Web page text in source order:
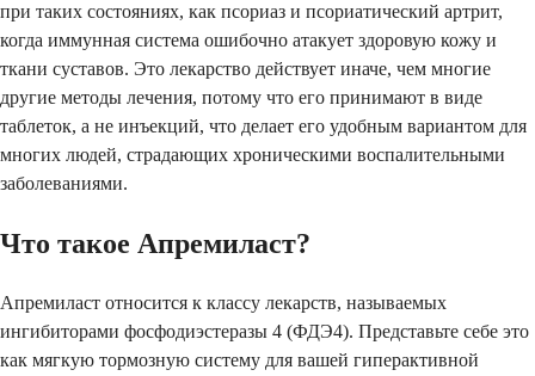
при таких состояниях, как псориаз и псориатический артрит,
когда иммунная система ошибочно атакует здоровую кожу и
ткани суставов. Это лекарство действует иначе, чем многие
другие методы лечения, потому что его принимают в виде
таблеток, а не инъекций, что делает его удобным вариантом для
многих людей, страдающих хроническими воспалительными
заболеваниями.
Что такое Апремиласт?
Апремиласт относится к классу лекарств, называемых
ингибиторами фосфодиэстеразы 4 (ФДЭ4). Представьте себе это
как мягкую тормозную систему для вашей гиперактивной